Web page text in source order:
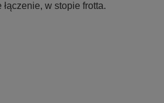
w stopie frotta.